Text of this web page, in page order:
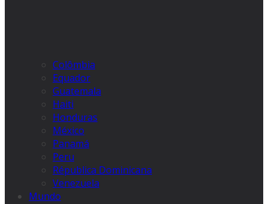
Colômbia
Equador
Guatemala
Haiti
Honduras
México
Panamá
Peru
Républica Dominicana
Venezuela
Mundo